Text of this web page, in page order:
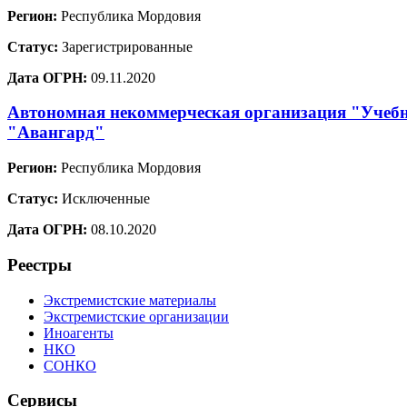
Регион: Республика Мордовия
Статус: Зарегистрированные
Дата ОГРН: 09.11.2020
Автономная некоммерческая организация
"Авангард"
Регион: Республика Мордовия
Статус: Исключенные
Дата ОГРН: 08.10.2020
Реестры
Экстремистские материалы
Экстремистские организации
Иноагенты
НКО
СОНКО
Сервисы